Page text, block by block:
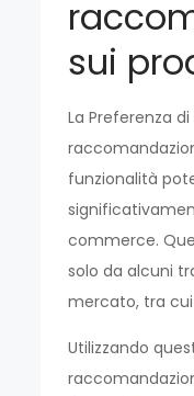
sui
La Preferenza
funzionalità
commerce.
solo da alcuni
mercato, tra
Utilizzando